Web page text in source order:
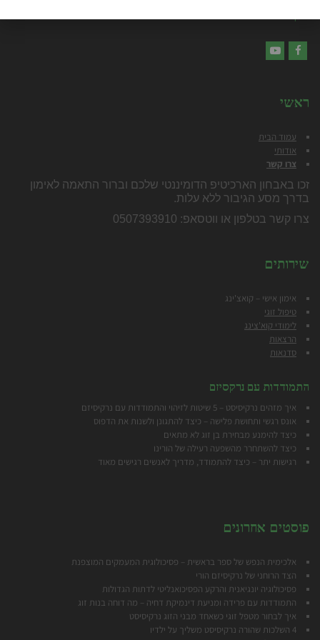
ראשי
עמוד הבית
אודותי
צרו קשר
זכו באבחון הארכיטיפ הדומיננטי שלכם וברור התאמה לאימון
בדרך מסע הגיבור ללא עלות.
צרו קשר בטלפון או ווטסאפ: 0507393910
שירותים
אימון אישי – קואצ'ינג
טיפול זוגי
לימודי קוא'צינג
הרצאות
סדנאות
התמודדות עם נרקסיזם
איך מזהים נרקיסיסט – 5 שיטות לזיהוי והתמודדות עם נרקיסיזם
אונס רגשי ותחושת פלישה – כיצד להתגונן ולשנות את הדפוס
כיצד להימנע מבחירת בן זוג לא מתאים
כיצד להשתחרר מהשפעה רעילה של הורינו
רגישות יתר – כיצד להתמודד, מדריך לאנשים רגישים מאוד
פוסטים אחרונים
אלכימית הנפש של ספר בראשית – פסיכולוגית המעמקים המוצפנת
הצד הרוחני של נרקיסיזם הורי
פסיכולוגיה יונגיאנית והרקע הפסיכואנליטי לדתות הגדולות
התמודדות עם פרידה ומניעת דינמיקת דחיה – מה דוחה בנות זוג
איך לבחור מטפל זוגי כשאחד מבני הזוג נרקיסיסט
4 השלכות שהורה נרקיסיסט משליך על ילדיו